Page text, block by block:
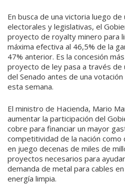
En busca de una victoria luego
electorales y legislativas, el
proyecto de royalty minero para
máxima efectiva al 46,5% de la
47% anterior. Es la concesión
proyecto de ley pasa a través de
del Senado antes de una
esta semana.
El ministro de Hacienda, Mario
aumentar la participación del
cobre para financiar un mayor
competitividad de la nación
en juego decenas de miles de
proyectos necesarios para
demanda de metal para cables
energía limpia.